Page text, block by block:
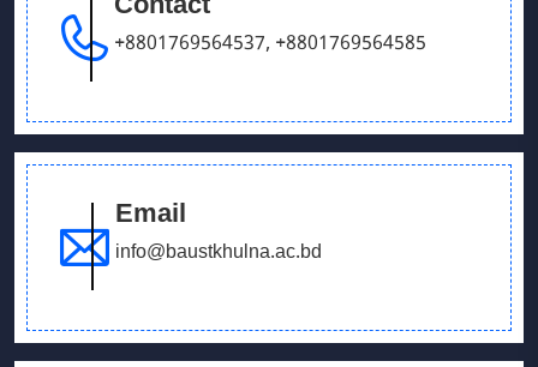
+8801769564537, +8801769564585
Email
info@baustkhulna.ac.bd